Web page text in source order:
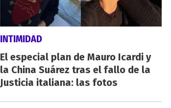
INTIMIDAD
El especial plan de Mauro Icardi y
la China Suárez tras el fallo de la
Justicia italiana: las fotos